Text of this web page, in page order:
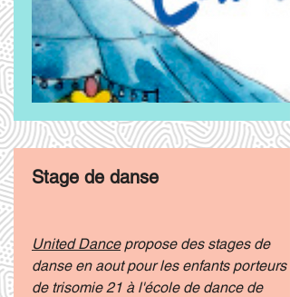
Stage de danse
United Dancepropose des stages de
danse en aout pour les enfants porteurs
de trisomie 21 à l'école de dance de